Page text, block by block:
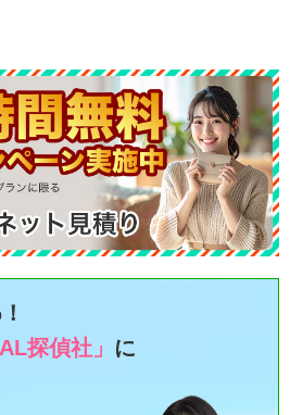
探偵社」 に